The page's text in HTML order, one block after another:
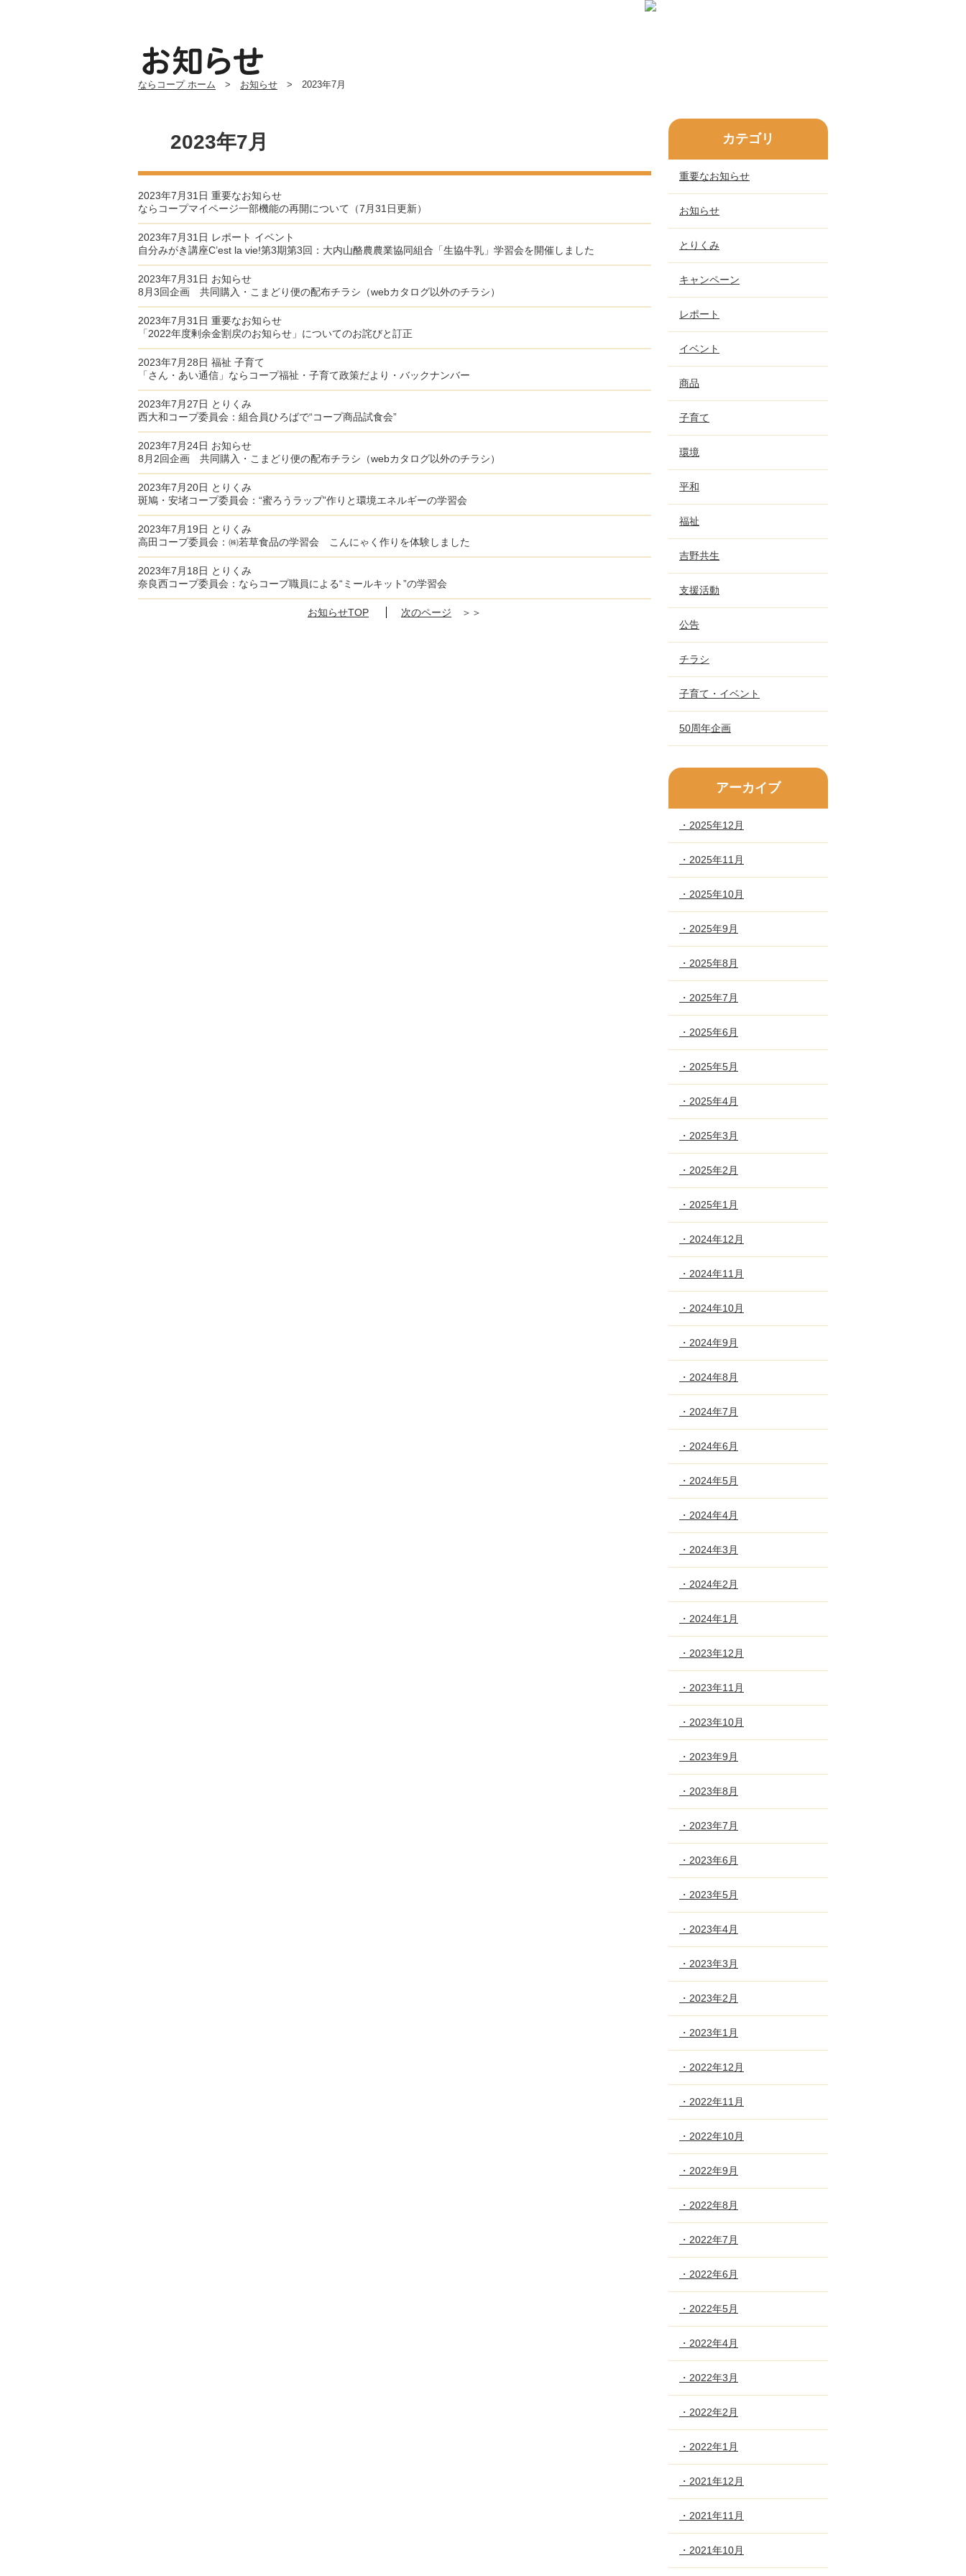
ならコープ ホーム > お知らせ > 2023年7月
2023年7月
2023年7月31日 重要なお知らせ
ならコープマイページ一部機能の再開について（7月31日更新）
2023年7月31日 レポート イベント
自分みがき講座C’est la vie!第3期第3回：大内山酪農農業協同組合「生協牛乳」学習会を開催しました
2023年7月31日 お知らせ
8月3回企画 共同購入・こまどり便の配布チラシ（webカタログ以外のチラシ）
2023年7月31日 重要なお知らせ
「2022年度剰余金割戻のお知らせ」についてのお詫びと訂正
2023年7月28日 福祉 子育て
「さん・あい通信」ならコープ福祉・子育て政策だより・バックナンバー
2023年7月27日 とりくみ
西大和コープ委員会：組合員ひろばで“コープ商品試食会”
2023年7月24日 お知らせ
8月2回企画 共同購入・こまどり便の配布チラシ（webカタログ以外のチラシ）
2023年7月20日 とりくみ
斑鳩・安堵コープ委員会：“蜜ろうラップ”作りと環境エネルギーの学習会
2023年7月19日 とりくみ
高田コープ委員会：㈱若草食品の学習会 こんにゃく作りを体験しました
2023年7月18日 とりくみ
奈良西コープ委員会：ならコープ職員による“ミールキット”の学習会
お知らせTOP 次のページ ＞＞
カテゴリ
重要なお知らせ
お知らせ
とりくみ
キャンペーン
レポート
イベント
商品
子育て
環境
平和
福祉
吉野共生
支援活動
公告
チラシ
子育て・イベント
50周年企画
アーカイブ
・2025年12月
・2025年11月
・2025年10月
・2025年9月
・2025年8月
・2025年7月
・2025年6月
・2025年5月
・2025年4月
・2025年3月
・2025年2月
・2025年1月
・2024年12月
・2024年11月
・2024年10月
・2024年9月
・2024年8月
・2024年7月
・2024年6月
・2024年5月
・2024年4月
・2024年3月
・2024年2月
・2024年1月
・2023年12月
・2023年11月
・2023年10月
・2023年9月
・2023年8月
・2023年7月
・2023年6月
・2023年5月
・2023年4月
・2023年3月
・2023年2月
・2023年1月
・2022年12月
・2022年11月
・2022年10月
・2022年9月
・2022年8月
・2022年7月
・2022年6月
・2022年5月
・2022年4月
・2022年3月
・2022年2月
・2022年1月
・2021年12月
・2021年11月
・2021年10月